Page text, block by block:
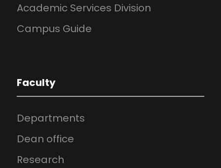
Academic Services Division
Campus Guide
Faculty
Departments
Dean office
Research